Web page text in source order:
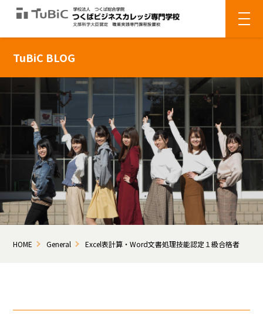
TuBiC BLOG
HOME General Excel表計算・Word文書処理技能認定１級合格者